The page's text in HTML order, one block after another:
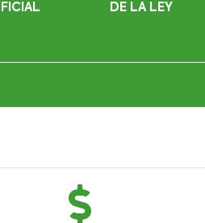
DE LA LEY